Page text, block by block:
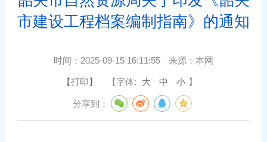
市建设工程档案编制指南》的通知
时间： 2025-09-15 16:11:55 来源： 本网
【打印】 【字体: 大 中 小 】
分享到：